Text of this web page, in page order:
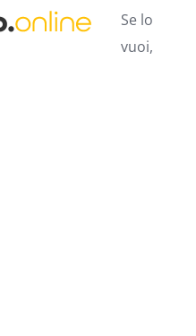
Se lo
vuoi,